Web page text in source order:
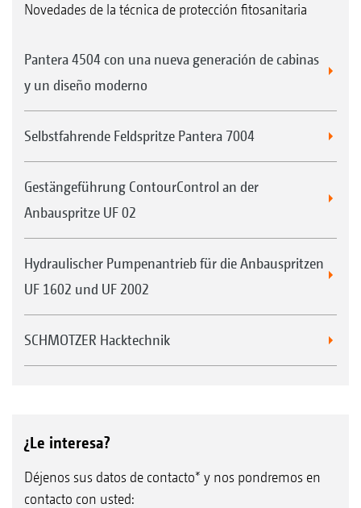
Novedades de la técnica de protección fitosanitaria
Pantera 4504 con una nueva generación de cabinas
y un diseño moderno
Selbstfahrende Feldspritze Pantera 7004
Gestängeführung ContourControl an der
Anbauspritze UF 02
Hydraulischer Pumpenantrieb für die Anbauspritzen
UF 1602 und UF 2002
SCHMOTZER Hacktechnik
¿Le interesa?
Déjenos sus datos de contacto* y nos pondremos en
contacto con usted: